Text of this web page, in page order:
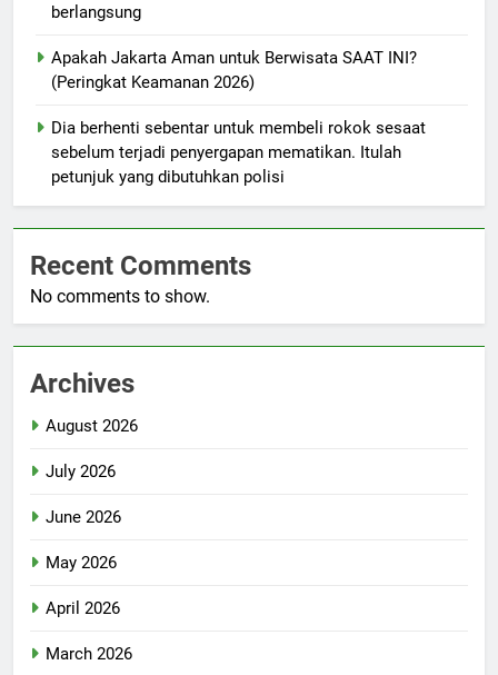
berlangsung
Apakah Jakarta Aman untuk Berwisata SAAT INI?
(Peringkat Keamanan 2026)
Dia berhenti sebentar untuk membeli rokok sesaat
sebelum terjadi penyergapan mematikan. Itulah
petunjuk yang dibutuhkan polisi
Recent Comments
No comments to show.
Archives
August 2026
July 2026
June 2026
May 2026
April 2026
March 2026